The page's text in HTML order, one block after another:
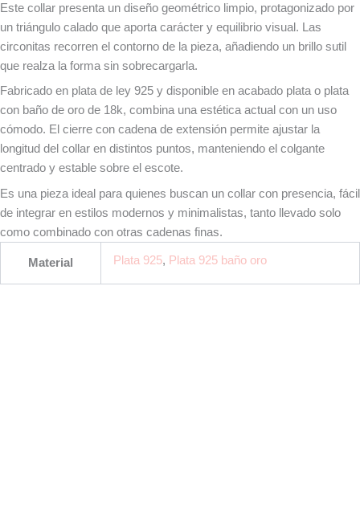
Este collar presenta un diseño geométrico limpio, protagonizado por
un triángulo calado que aporta carácter y equilibrio visual. Las
circonitas recorren el contorno de la pieza, añadiendo un brillo sutil
que realza la forma sin sobrecargarla.
Fabricado en plata de ley 925 y disponible en acabado plata o plata
con baño de oro de 18k, combina una estética actual con un uso
cómodo. El cierre con cadena de extensión permite ajustar la
longitud del collar en distintos puntos, manteniendo el colgante
centrado y estable sobre el escote.
Es una pieza ideal para quienes buscan un collar con presencia, fácil
de integrar en estilos modernos y minimalistas, tanto llevado solo
como combinado con otras cadenas finas.
Material Plata 925, Plata 925 baño oro